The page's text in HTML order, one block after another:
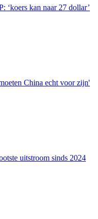
‘koers kan naar 27 dollar’
China echt voor zijn'
uitstroom sinds 2024